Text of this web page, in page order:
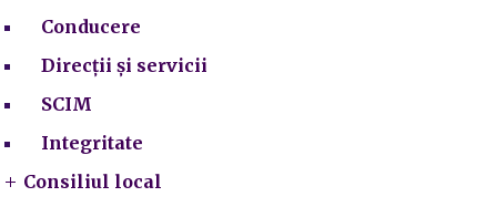
Conducere
Direcții și servicii
SCIM
Integritate
Consiliul local